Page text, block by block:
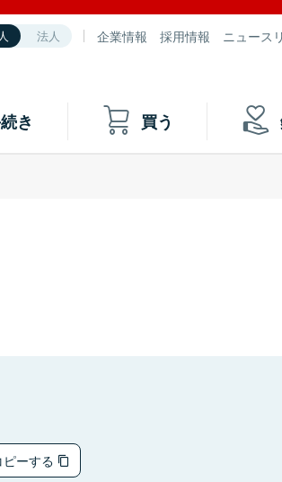
法人 企業情報 採用情報 ニュース
き 買う
ーする